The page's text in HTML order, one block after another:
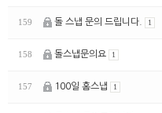
159 돌 스냅 문의 드립니다. 1
158 돌스냅문의요 1
157 100일 홈스냅 1